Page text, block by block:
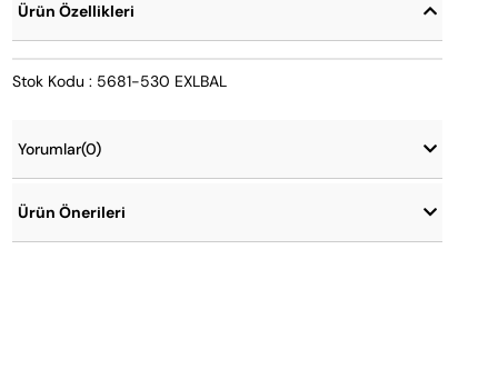
Ürün Özellikleri
Stok Kodu : 5681-530 EXLBAL
Yorumlar(0)
Ürün Önerileri